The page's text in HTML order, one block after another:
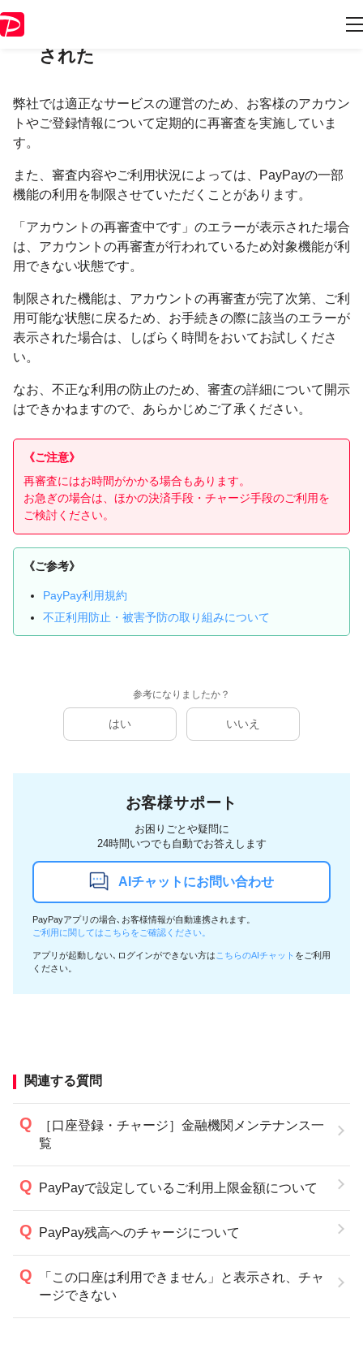
「アカウントの再審査中です」と表示
された
弊社では適正なサービスの運営のため、お客様のアカウン
トやご登録情報について定期的に再審査を実施していま
す。
また、審査内容やご利用状況によっては、PayPayの一部
機能の利用を制限させていただくことがあります。
「アカウントの再審査中です」のエラーが表示された場合
は、アカウントの再審査が行われているため対象機能が利
用できない状態です。
制限された機能は、アカウントの再審査が完了次第、ご利
用可能な状態に戻るため、お手続きの際に該当のエラーが
表示された場合は、しばらく時間をおいてお試しくださ
い。
なお、不正な利用の防止のため、審査の詳細について開示
はできかねますので、あらかじめご了承ください。
《ご注意》
再審査にはお時間がかかる場合もあります。
お急ぎの場合は、ほかの決済手段・チャージ手段のご利用を
ご検討ください。
《ご参考》
PayPay利用規約
不正利用防止・被害予防の取り組みについて
参考になりましたか？
はい いいえ
お客様サポート
お困りごとや疑問に
24時間いつでも自動でお答えします
AIチャットにお問い合わせ
PayPayアプリの場合､お客様情報が自動連携されます。
ご利用に関してはこちらをご確認ください。
アプリが起動しない､ログインができない方は こちらのAIチャット をご利用
ください。
関連する質問
［口座登録・チャージ］金融機関メンテナンス一
覧
PayPayで設定しているご利用上限金額について
PayPay残高へのチャージについて
「この口座は利用できません」と表示され、チャ
ージできない